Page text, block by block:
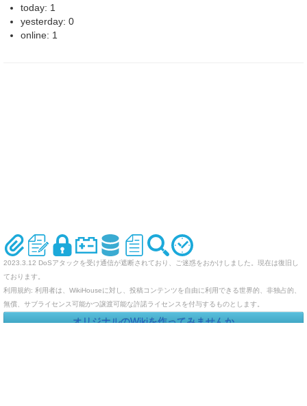
today: 1
yesterday: 0
online: 1
2023.3.12 DoSアタックを受け通信が遮断されており、ご迷惑をおかけしました。現在は復旧し
ております。
利用規約: 利用者は、WikiHouseに対し、投稿コンテンツを自由に利用できる世界的、非独占的、
無償、サブライセンス可能かつ譲渡可能な許諾ライセンスを付与するものとします。
オリジナルのWikiを作ってみませんか